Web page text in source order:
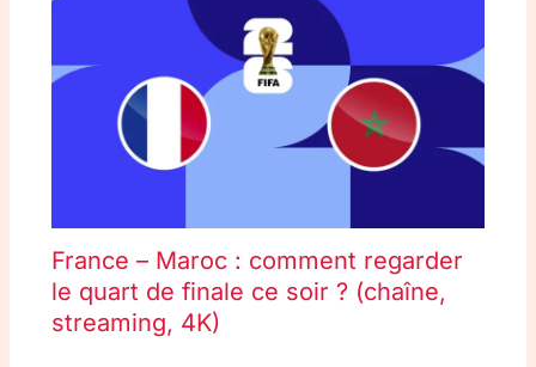
France – Maroc : comment regarder
le quart de finale ce soir ? (chaîne,
streaming, 4K)